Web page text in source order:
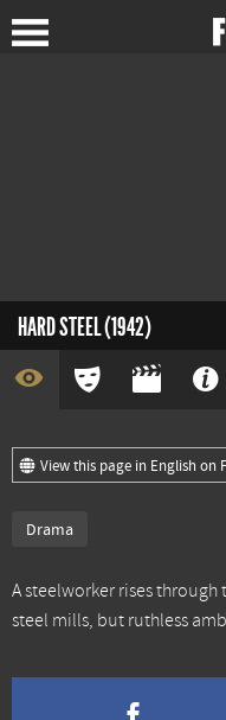
HARD STEEL (1942)
View this page in English on
Drama
A steelworker rises
steel mills, but ruthless